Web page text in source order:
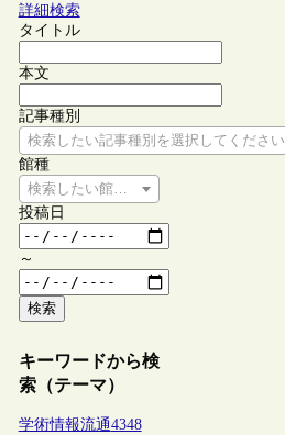
詳細検索
タイトル
本文
記事種別
検索したい記事種別を選択してください
館種
検索したい館種を選択してください
投稿日
～
検索
キーワードから検
索（テーマ）
学術情報流通4348